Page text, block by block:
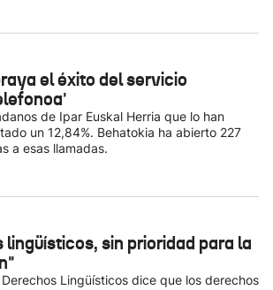
el éxito del servicio
de Ipar Euskal Herria que lo han
un 12,84%. Behatokia ha abierto 227
a esas llamadas.
sin prioridad para la
Lingüísticos dice que los derechos